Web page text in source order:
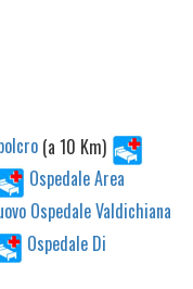
(a 10 Km)
Ospedale Area
Ospedale Valdichiana
Ospedale Di